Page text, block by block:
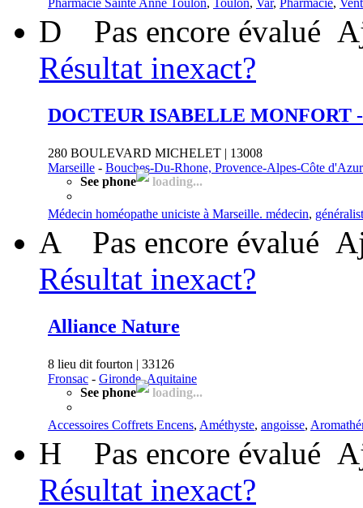
D Pas encore évalué
Résultat inexact?
DOCTEUR ISABELLE MONFORT
280 BOULEVARD MICHELET | 13008
Marseille - Bouches-Du-Rhone, Provence-Alpes-Côte d'Azur
See phone
loading...
Médecin homéopathe uniciste à Marseille. médecin,
A Pas encore évalué
Résultat inexact?
Alliance Nature
8 lieu dit fourton | 33126
Fronsac - Gironde, Aquitaine
See phone
loading...
Accessoires Coffrets Encens, Améthyste, angoisse,
H Pas encore évalué
Résultat inexact?